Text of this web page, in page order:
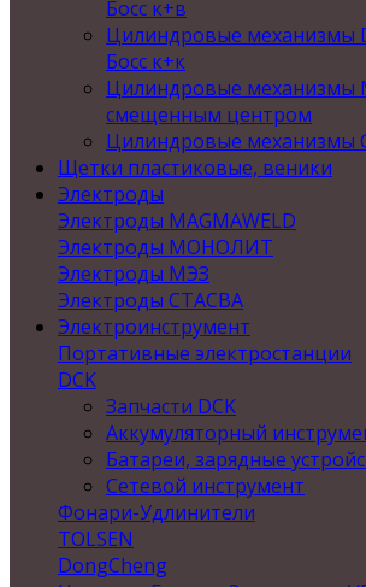
Босс к+в
Цилиндровые механизмы
Босс к+к
Цилиндровые механизмы
смещенным центром
Цилиндровые
Щетки пластиковые, веники
Электроды
Электроды MAGMAWELD
Электроды МОНОЛИТ
Электроды МЭЗ
Электроды СТАСВА
Электроинструмент
Портативные электростанции
DCK
Запчасти DCK
Аккумуляторный
Батареи, зарядные
Сетевой инструмент
Фонари-Удлинители
TOLSEN
DongCheng